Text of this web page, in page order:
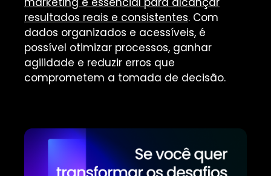
resultados reais e consistentes. Com
dados organizados e acessíveis, é
possível otimizar processos, ganhar
agilidade e reduzir erros que
comprometem a tomada de decisão.